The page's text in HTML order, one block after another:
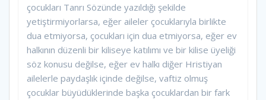
çocukları Tanrı Sözünde yazıldığı şekilde
yetiştirmiyorlarsa, eğer aileler çocuklarıyla birlikte
dua etmiyorsa, çocukları için dua etmiyorsa, eğer ev
halkının düzenli bir kiliseye katılımı ve bir kilise üyeliği
söz konusu değilse, eğer ev halkı diğer Hristiyan
ailelerle paydaşlık içinde değilse, vaftiz olmuş
çocuklar büyüdüklerinde başka çocuklardan bir fark